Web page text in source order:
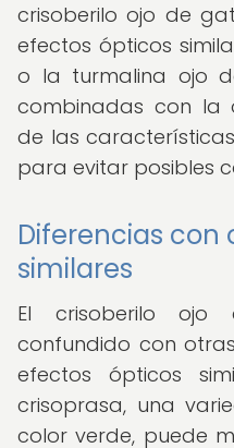
crisoberilo ojo de
efectos ópticos
o la turmalina ojo
combinadas con la
de las
para evitar posibles
Diferencias con
similares
El crisoberilo
confundido con
efectos ópticos
crisoprasa, una
color verde, puede